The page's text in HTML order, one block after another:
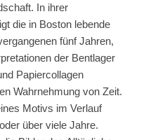
In ihrer
die in Boston lebende
fünf Jahren,
der Bentlager
Papiercollagen
Wahrnehmung von Zeit.
Motivs im Verlauf
über viele Jahre.